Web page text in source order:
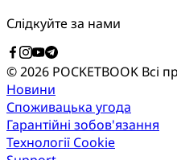
Слідкуйте за нами
© 2026 POCKETBOOK Всі
Новини
Споживацька угода
Гарантійні зобов'язання
Технології Cookie